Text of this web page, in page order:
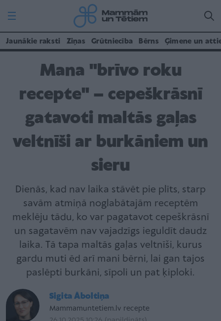
Jaunākie raksti Ziņas Grūtniecība Bērns Ģimene un
Mana "brīvo roku
recepte" – cepeškrāsnī
gatavoti maltās gaļas
veltnīši ar burkāniem un
sieru
Dienās, kad nav laika stāvēt pie plīts, starp
savām atmiņā noglabātajām receptēm
meklēju tādu, ko var pagatavot cepeškrāsnī
un sagatavēm nav vajadzīgs ieguldīt daudz
laika. Tā tapa maltās gaļas veltnīši, kurus
gardu muti ēd arī mani bērni, lai gan tajos
paslēpti burkāni, sīpoli un pat ķiploki.
Sigita Āboltiņa
Mammamuntetiem.lv recepte